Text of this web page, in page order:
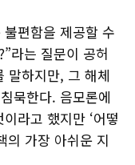
편함을 제공할 수
라는 질문이 공허
말하지만, 그 해체
묵한다. 음모론에
라고 했지만 ‘어떻
의 가장 아쉬운 지